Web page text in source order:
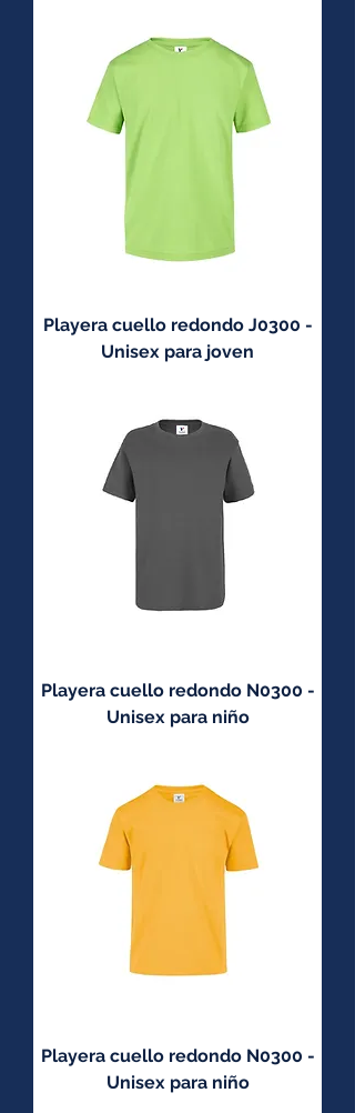
Playera cuello redondo J0300 -
Unisex para joven
Playera cuello redondo N0300 -
Unisex para niño
Playera cuello redondo N0300 -
Unisex para niño